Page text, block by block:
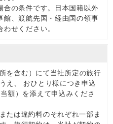
の条件です。日本国籍以外
館、渡航先国・経由国の領事
せください。
を含む）にて当社所定の旅行
え、 おひとり様につき申込
額）を添えて申込みくださ
たは違約料のそれぞれ一部ま